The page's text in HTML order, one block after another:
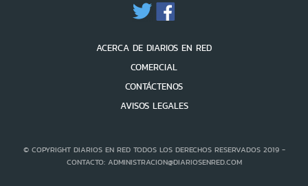
ACERCA DE DIARIOS EN RED
COMERCIAL
CONTÁCTENOS
AVISOS LEGALES
© COPYRIGHT DIARIOS EN RED TODOS LOS DERECHOS RESERVADOS 2019 -
CONTACTO: ADMINISTRACION@DIARIOSENRED.COM